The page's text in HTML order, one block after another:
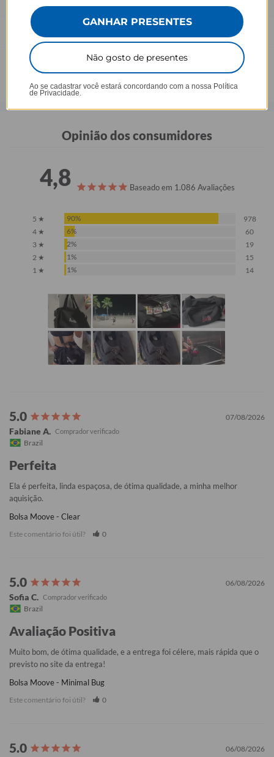
Prazo de Postagem
Opinião dos consumidores
4,8 Baseado em 1.086 Avaliações
5 ★ 90%
978
4 ★
6%
60
3 ★
2%
19
2 ★
1%
15
1 ★
1% 14
07/08/2026
Fabiane A.
Brazil
Perfeita
Ela é perfeita, linda espaçosa, de ótima qualidade, a minha melhor
aquisição.
Bolsa Moove - Clear
Este comentário foi útil? 0
06/08/2026
Sofia C.
Brazil
Avaliação Positiva
Muito bom, de ótima qualidade, e a entrega foi célere, mais rápida que o
previsto no site da entrega!
Bolsa Moove - Minimal Bug
Este comentário foi útil? 0
06/08/2026
GANHAR PRESENTES
Não gosto de presentes
Ao se cadastrar você estará concordando com a nossa Política
de Privacidade.